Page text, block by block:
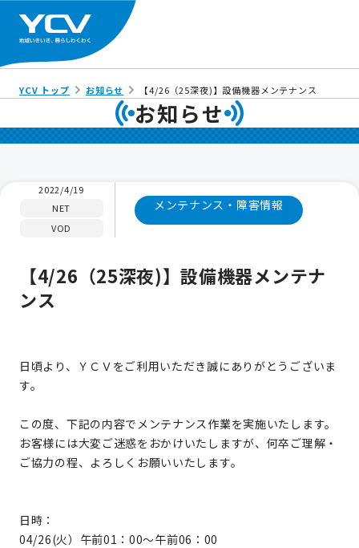
YCV トップ お知らせ 【4/26（25深夜)】設備機器メンテナンス
お知らせ
2022/4/19
NET
VOD
メンテナンス・障害情報
【4/26（25深夜)】設備機器メンテナ
ンス
日頃より、ＹＣＶをご利用いただき誠にありがとうございま
す。
この度、下記の内容でメンテナンス作業を実施いたします。
お客様には大変ご迷惑をおかけいたしますが、何卒ご理解・
ご協力の程、よろしくお願いいたします。
日時：
04/26(火）午前01：00～午前06：00